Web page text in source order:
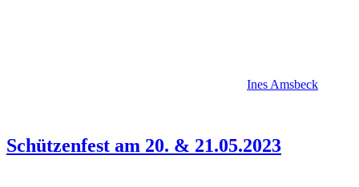
Ines Amsbeck
Schützenfest am 20. & 21.05.2023